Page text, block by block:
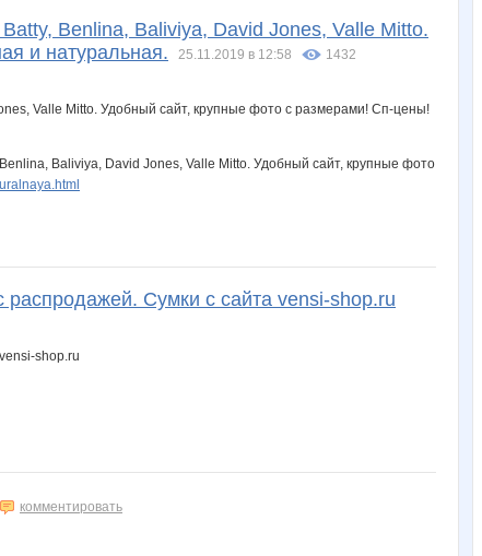
Benlina, Baliviya, David Jones, Valle Mitto.
и натуральная.
25.11.2019 в 12:58
1432
Baliviya, David Jones, Valle Mitto. Удобный сайт, крупные фото
Сумки с сайта vensi-shop.ru
комментировать